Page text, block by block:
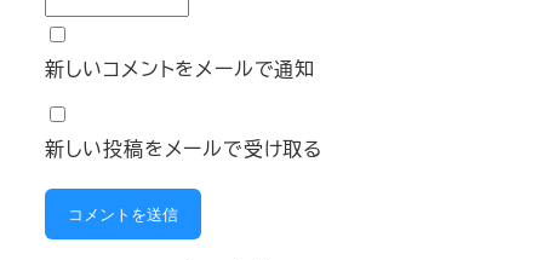
新しいコメントをメールで通知
新しい投稿をメールで受け取る